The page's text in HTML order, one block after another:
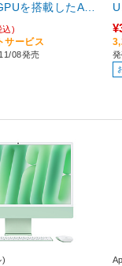
を搭載したAp
, 24GB, 512GB
込)
サービス
08発売
)